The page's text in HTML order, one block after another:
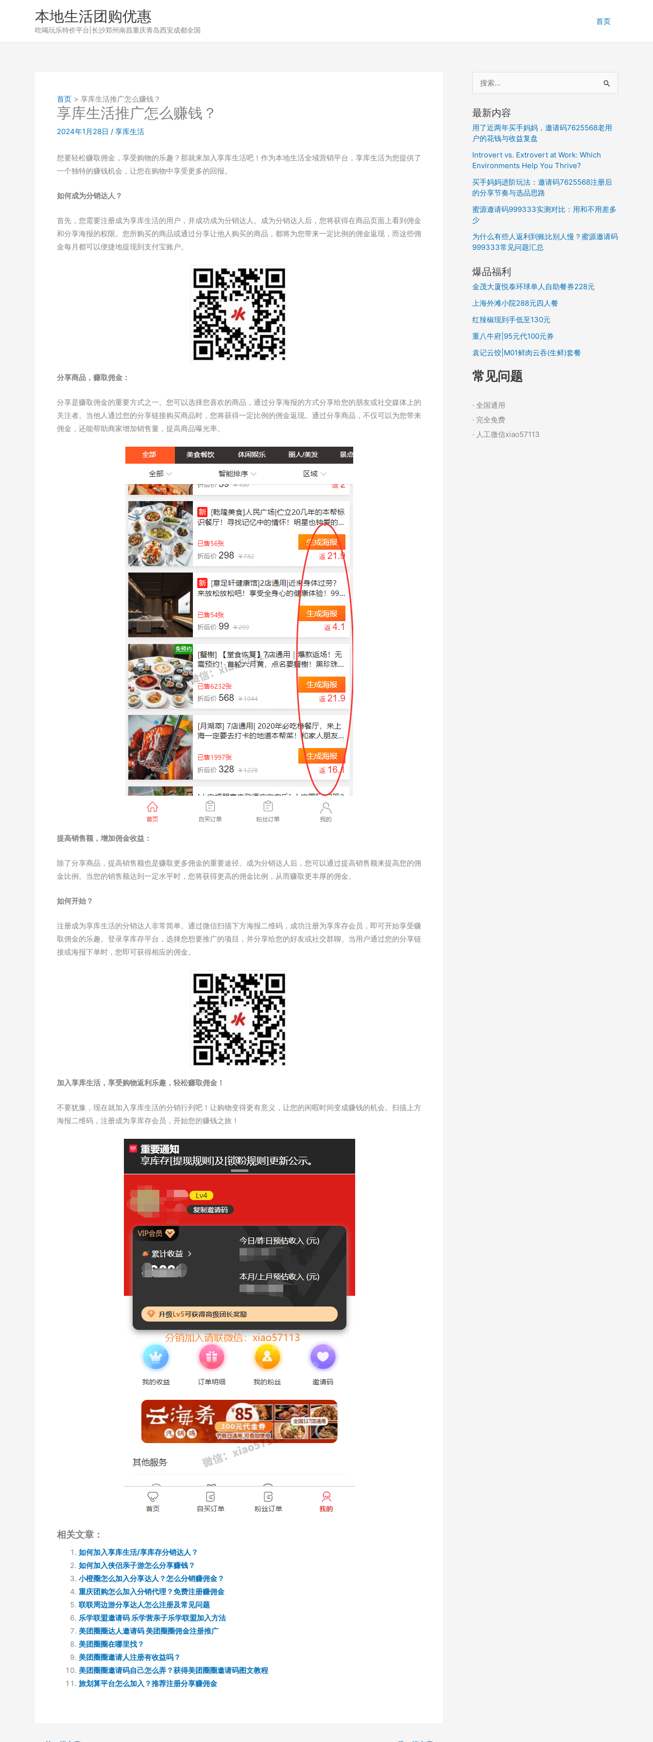
容
本地生活团购优惠
吃喝玩乐特价平台|长沙郑州南昌重庆青岛西安成都全国
首页
首页 享库生活推广怎么赚钱？
享库生活推广怎么赚钱？
2024年1月28日 / 享库生活
想要轻松赚取佣金，享受购物的乐趣？那就来加入享库生活吧！作为本地生活全域营销平台，享库生活为您提供了
一个独特的赚钱机会，让您在购物中享受更多的回报。
如何成为分销达人？
首先，您需要注册成为享库生活的用户，并成功成为分销达人。成为分销达人后，您将获得在商品页面上看到佣金
和分享海报的权限。您所购买的商品或通过分享让他人购买的商品，都将为您带来一定比例的佣金返现，而这些佣
金每月都可以便捷地提现到支付宝账户。
分享商品，赚取佣金：
分享是赚取佣金的重要方式之一。您可以选择您喜欢的商品，通过分享海报的方式分享给您的朋友或社交媒体上的
关注者。当他人通过您的分享链接购买商品时，您将获得一定比例的佣金返现。通过分享商品，不仅可以为您带来
佣金，还能帮助商家增加销售量，提高商品曝光率。
提高销售额，增加佣金收益：
除了分享商品，提高销售额也是赚取更多佣金的重要途径。成为分销达人后，您可以通过提高销售额来提高您的佣
金比例。当您的销售额达到一定水平时，您将获得更高的佣金比例，从而赚取更丰厚的佣金。
如何开始？
注册成为享库生活的分销达人非常简单。通过微信扫描下方海报二维码，成功注册为享库存会员，即可开始享受赚
取佣金的乐趣。登录享库存平台，选择您想要推广的项目，并分享给您的好友或社交群聊。当用户通过您的分享链
接或海报下单时，您即可获得相应的佣金。
加入享库生活，享受购物返利乐趣，轻松赚取佣金！
不要犹豫，现在就加入享库生活的分销行列吧！让购物变得更有意义，让您的闲暇时间变成赚钱的机会。扫描上方
海报二维码，注册成为享库存会员，开始您的赚钱之旅！
相关文章：
如何加入享库生活/享库存分销达人？
如何加入侠侣亲子游怎么分享赚钱？
小橙圈怎么加入分享达人？怎么分销赚佣金？
重庆团购怎么加入分销代理？免费注册赚佣金
联联周边游分享达人怎么注册及常见问题
乐学联盟邀请码 乐学营亲子乐学联盟加入方法
美团圈圈达人邀请码 美团圈圈佣金注册推广
美团圈圈在哪里找？
美团圈圈邀请人注册有收益吗？
美团圈圈邀请码自己怎么弄？获得美团圈圈邀请码图文教程
旅划算平台怎么加入？推荐注册分享赚佣金
索
：
最新内容
用了近两年买手妈妈，邀请码7625568老用
户的花钱与收益复盘
Introvert vs. Extrovert at Work: Which
Environments Help You Thrive?
买手妈妈进阶玩法：邀请码7625568注册后
的分享节奏与选品思路
蜜源邀请码999333实测对比：用和不用差多
少
为什么有些人返利到账比别人慢？蜜源邀请码
999333常见问题汇总
爆品福利
金茂大厦悦泰环球单人自助餐券228元
上海外滩小院288元四人餐
红辣椒现到手低至130元
重八牛府|95元代100元券
袁记云饺|M01鲜肉云吞(生鲜)套餐
常见问题
· 全国通用
· 完全免费
· 人工微信xiao57113